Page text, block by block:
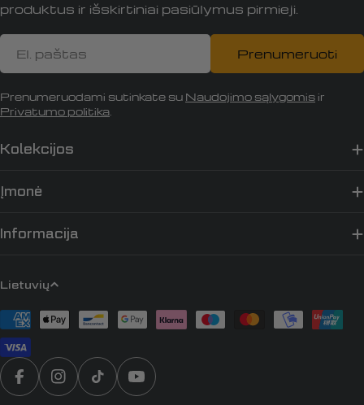
Kolekcijos
Įmonė
Informacija
produktus ir išskirtiniai pasiūlymus pirmieji.
El.
paštas
Prenumeruoti
Prenumeruodami sutinkate su Naudojimo sąlygomis ir
Privatumo politika
K
a
l
b
a
Lietuvių
Apmokėjimo
būdai
Translation missing:
„Instagram“
„TikTok“„YouTube“